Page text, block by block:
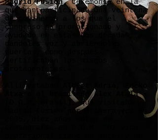
Madrid Fusión. Ceremonia en la
que han participado una veintena
de cocineros a los que el
congreso ha promocionado y
ayudado en estas dos décadas,
puertas, como después
certificaban los mismos
Allí estaban
Albert Adrià, Eneko
Atxa o el brasileño Álex Atala
(D.O.M, Brasil), que visitaba
Madrid Fusión por primera vez en